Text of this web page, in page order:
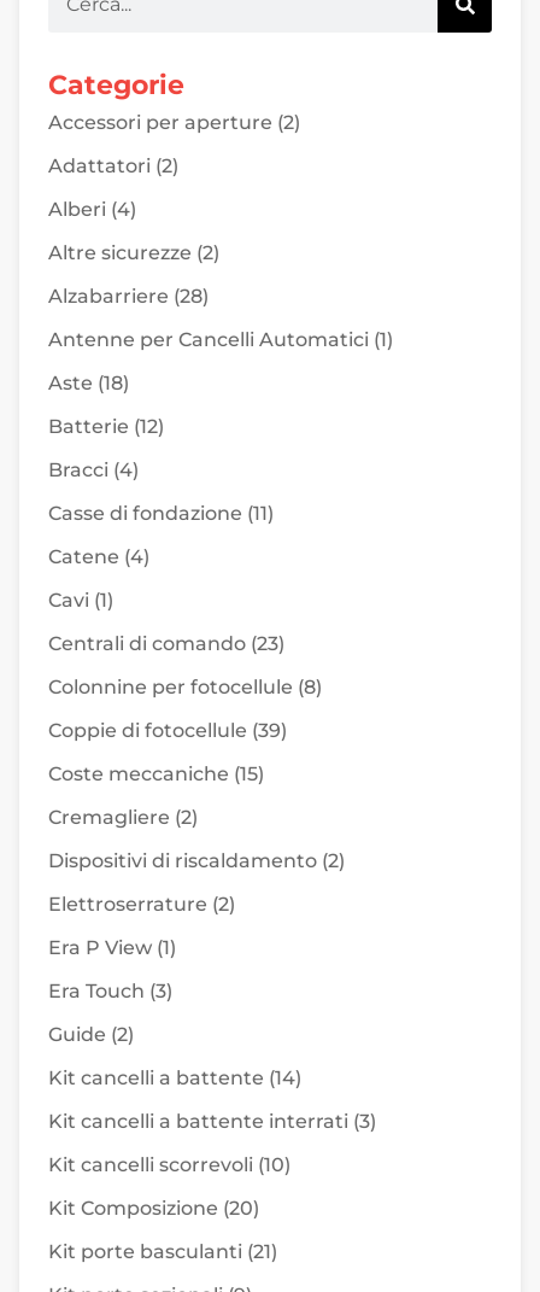
Categorie
Accessori per aperture (2)
Adattatori (2)
Alberi (4)
Altre sicurezze (2)
Alzabarriere (28)
Antenne per Cancelli Automatici (1)
Aste (18)
Batterie (12)
Bracci (4)
Casse di fondazione (11)
Catene (4)
Cavi (1)
Centrali di comando (23)
Colonnine per fotocellule (8)
Coppie di fotocellule (39)
Coste meccaniche (15)
Cremagliere (2)
Dispositivi di riscaldamento (2)
Elettroserrature (2)
Era P View (1)
Era Touch (3)
Guide (2)
Kit cancelli a battente (14)
Kit cancelli a battente interrati (3)
Kit cancelli scorrevoli (10)
Kit Composizione (20)
Kit porte basculanti (21)